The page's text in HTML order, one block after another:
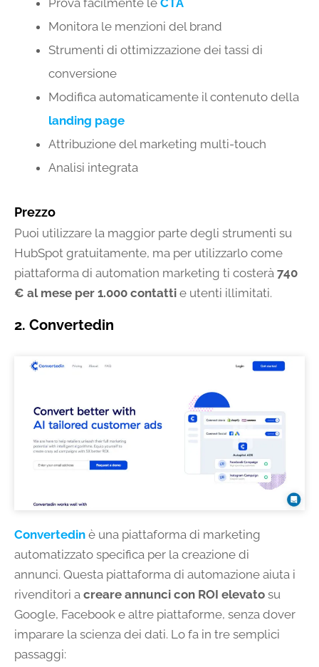
Prova facilmente le CTA
Monitora le menzioni del brand
Strumenti di ottimizzazione dei tassi di
conversione
Modifica automaticamente il contenuto della
landing page
Attribuzione del marketing multi-touch
Analisi integrata
Prezzo
Puoi utilizzare la maggior parte degli strumenti su
HubSpot gratuitamente, ma per utilizzarlo come
piattaforma di automation marketing ti costerà 740
€ al mese per 1.000 contatti e utenti illimitati.
2. Convertedin
Convertedin è una piattaforma di marketing
automatizzato specifica per la creazione di
annunci. Questa piattaforma di automazione aiuta i
rivenditori a creare annunci con ROI elevato su
Google, Facebook e altre piattaforme, senza dover
imparare la scienza dei dati. Lo fa in tre semplici
passaggi: